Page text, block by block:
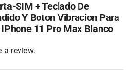
SIM + Teclado De
Y Boton Vibracion Para
11 Pro Max Blanco
a review.